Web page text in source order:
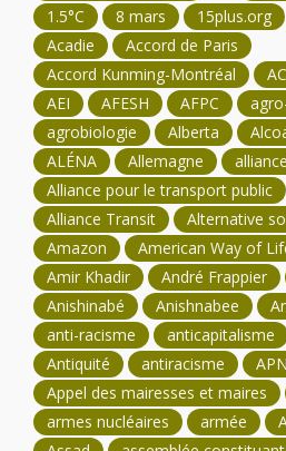
1.5°C
8 mars 15plus.org
Acadie
Accord de Paris
Accord Kunming-Montréal
AEI
AFESH AFPC
agrobiologie
Alberta
ALÉNA
Allemagne
alliance
Alliance pour le transport public
Alliance Transit
Alternative
Amazon
American Way of
Amir Khadir
André Frappier
Anishinabé
Anishnabee
anti-racisme
anticapitalisme
Antiquité
antiracisme APN
Appel des mairesses et maires
armes nucléaires
armée